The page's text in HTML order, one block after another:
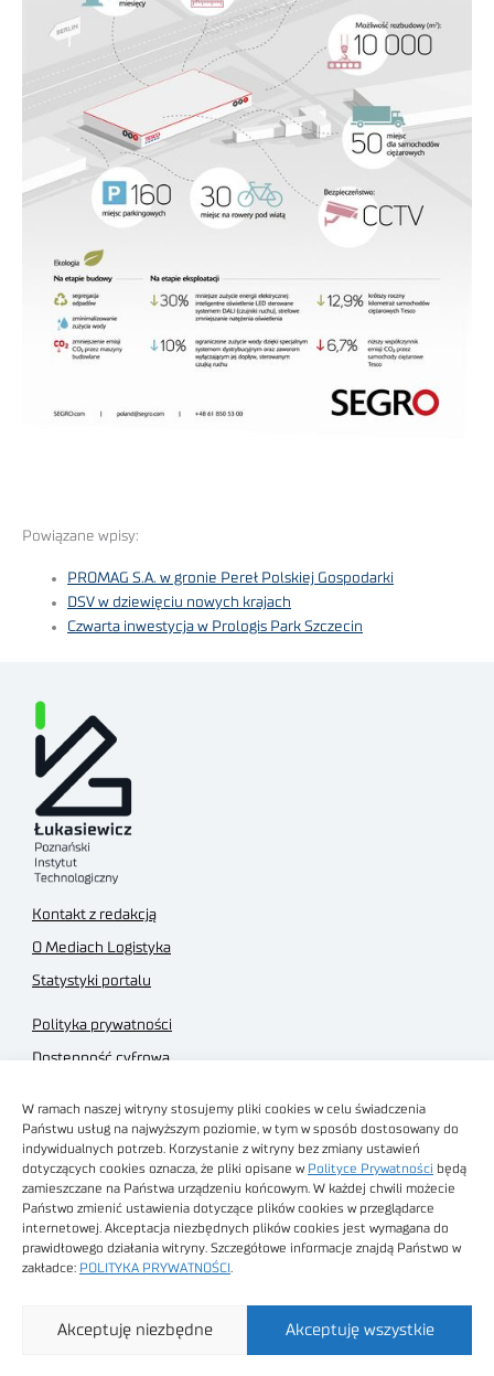
W ramach naszej witryny stosujemy pliki cookies w celu świadczenia
Państwu usług na najwyższym poziomie, w tym w sposób dostosowany do
indywidualnych potrzeb. Korzystanie z witryny bez zmiany ustawień
dotyczących cookies oznacza, że pliki opisane w Polityce Prywatności będą
zamieszczane na Państwa urządzeniu końcowym. W każdej chwili możecie
Państwo zmienić ustawienia dotyczące plików cookies w przeglądarce
internetowej. Akceptacja niezbędnych plików cookies jest wymagana do
prawidłowego działania witryny. Szczegółowe informacje znajdą Państwo w
zakładce: POLITYKA PRYWATNOŚCI
Akceptuję wszystkie
Akceptuję niezbędne
Powiązane wpisy:
PROMAG S.A. w gronie Pereł Polskiej Gospodarki
DSV w dziewięciu nowych krajach
Czwarta inwestycja w Prologis Park Szczecin
Kontakt z redakcją
O Mediach Logistyka
Statystyki portalu
Polityka prywatności
Dostępność cyfrowa
Regulamin sklepu
Obrazy stockowe
autorstwa
Technologiczny